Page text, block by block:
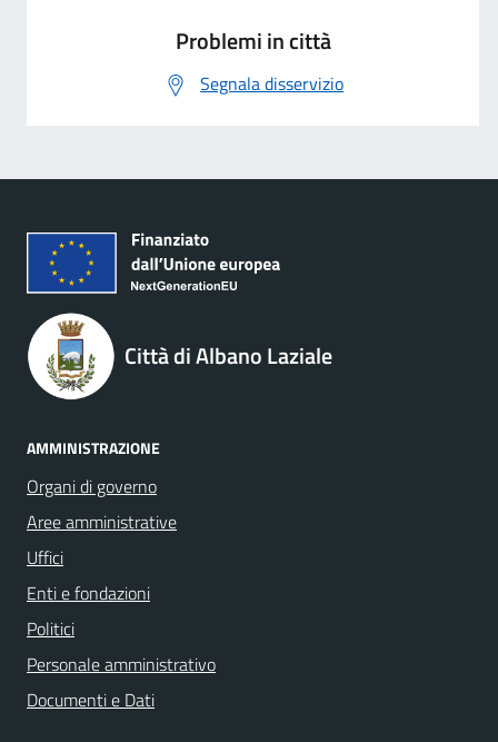
Problemi in città
Segnala disservizio
Città di Albano Laziale
AMMINISTRAZIONE
Organi di governo
Aree amministrative
Uffici
Enti e fondazioni
Politici
Personale amministrativo
Documenti e Dati